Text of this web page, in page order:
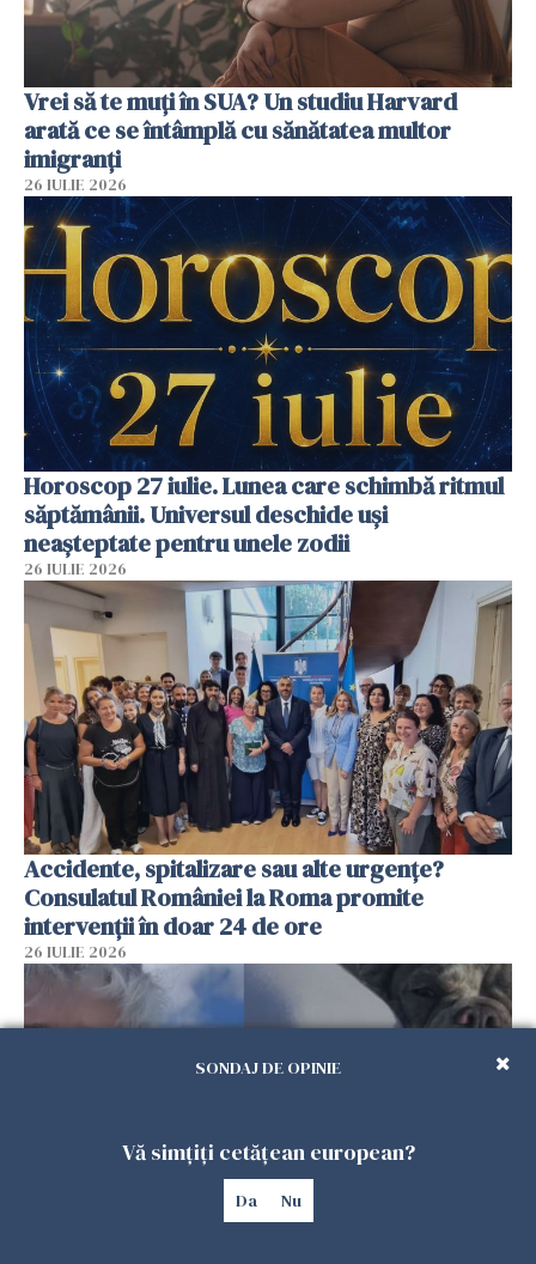
Vrei să te muți în SUA? Un studiu Harvard
arată ce se întâmplă cu sănătatea multor
imigranți
26 IULIE 2026
Horoscop 27 iulie. Lunea care schimbă ritmul
săptămânii. Universul deschide uși
neașteptate pentru unele zodii
26 IULIE 2026
Accidente, spitalizare sau alte urgențe?
Consulatul României la Roma promite
intervenții în doar 24 de ore
26 IULIE 2026
SONDAJ DE OPINIE
Vă simțiți cetățean european?
Da Nu